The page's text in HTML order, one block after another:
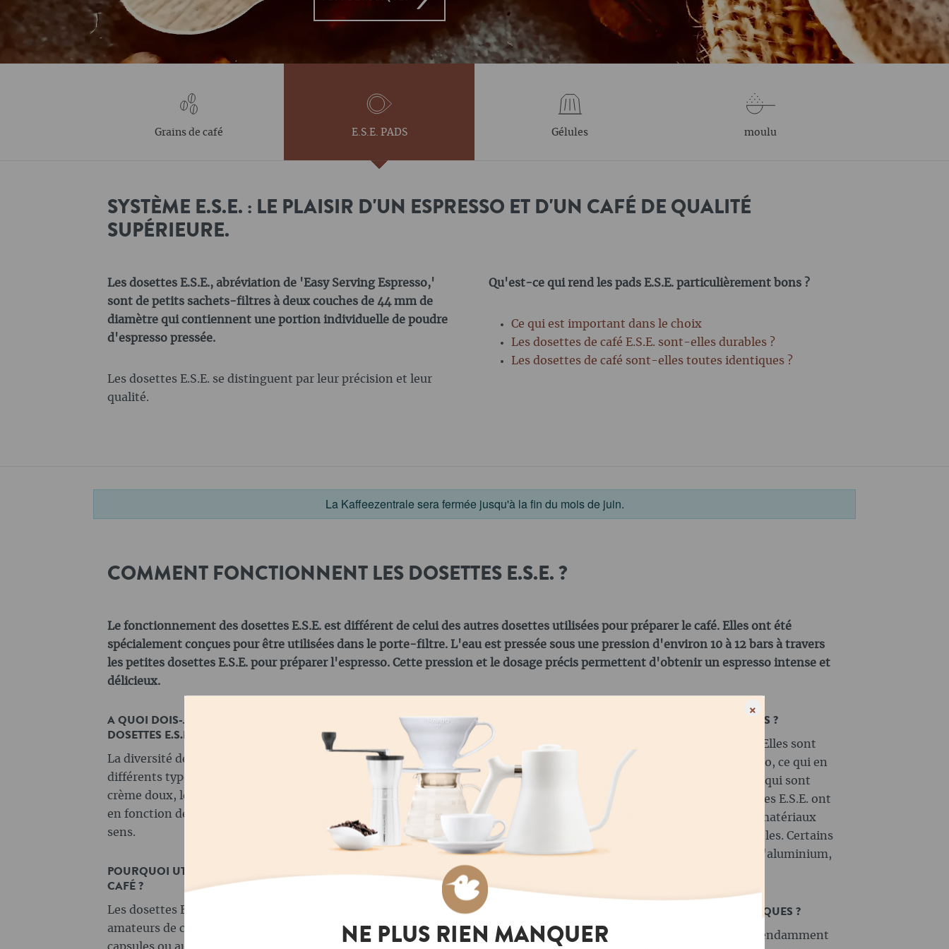
Grains de café E.S.E. PADS Gélules moulu
NE PLUS RIEN MANQUER
×
SYSTÈME E.S.E. : LE PLAISIR D'UN ESPRESSO ET D'UN CAFÉ DE QUALITÉ
SUPÉRIEURE.
Les dosettes E.S.E., abréviation de 'Easy Serving Espresso,'
sont de petits sachets-filtres à deux couches de 44 mm de
diamètre qui contiennent une portion individuelle de poudre
d'espresso pressée.
Les dosettes E.S.E. se distinguent par leur précision et leur
qualité.
Qu'est-ce qui rend les pads E.S.E. particulièrement bons ?
Ce qui est important dans le choix
Les dosettes de café E.S.E. sont-elles durables ?
Les dosettes de café sont-elles toutes identiques ?
La Kaffeezentrale sera fermée jusqu'à la fin du mois de juin.
COMMENT FONCTIONNENT LES DOSETTES E.S.E. ?
Le fonctionnement des dosettes E.S.E. est différent de celui des autres dosettes utilisées pour préparer le café. Elles ont été
spécialement conçues pour être utilisées dans le porte-filtre. L'eau est pressée sous une pression d'environ 10 à 12 bars à travers
les petites dosettes E.S.E. pour préparer l'espresso. Cette pression et le dosage précis permettent d'obtenir un espresso intense et
délicieux.
A QUOI DOIS-JE FAIRE ATTENTION EN CHOISISSANT LES
DOSETTES E.S.E. ?
La diversité des dosettes E.S.E. te permet de découvrir
différents types de café et de goûts. De l'espresso corsé au café
crème doux, le choix est vaste. Tu peux choisir ton type de café
en fonction de tes préférences et de ton humeur et gâter tes
sens.
POURQUOI UTILISER LES DOSETTES E.S.E. POUR PRÉPARER LE
CAFÉ ?
Les dosettes E.S.E. offrent de nombreux avantages aux
amateurs de café. Ils sont une alternative économique aux
LES DOSETTES DE CAFÉ E.S.E. SONT-ELLES DURABLES ?
Oui, les dosettes E.S.E. sont un choix écologique. Elles sont
composées de papier filtre et de poudre d'espresso, ce qui en
fait une option durable. Comparées aux capsules, qui sont
souvent en plastique ou en aluminium, les dosettes E.S.E. ont
un meilleur bilan carbone. Ils utilisent moins de matériaux
d'emballage par portion et sont 100% compostables. Certains
torréfacteurs renoncent même complètement à l'aluminium,
LES DOSETTES DE CAFÉ SONT-ELLES TOUTES IDENTIQUES ?
Oui, les dosettes de café sont normalisées, indépendamment